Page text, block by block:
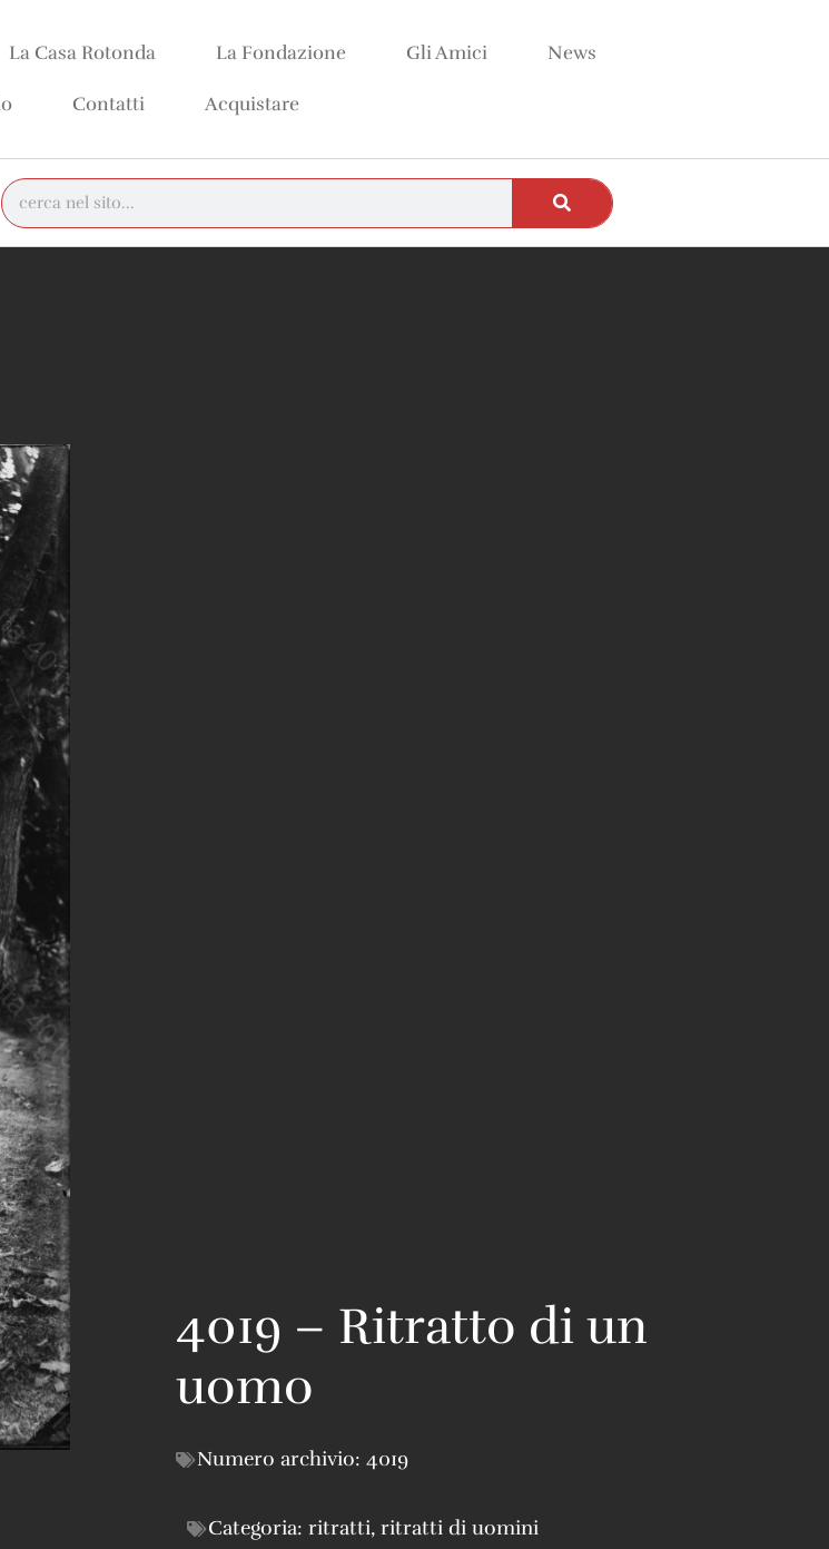
La Casa Rotonda La Fondazione Gli Amici News
Contatti Acquistare
4019 – Ritratto di un
uomo
Numero archivio: 4019
Categoria: ritratti, ritratti di uomini